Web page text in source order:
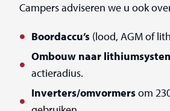
Campers adviseren we u ook
Boordaccu’s (lood, AGM of
Ombouw naar
actieradius.
Inverters/omvormersom